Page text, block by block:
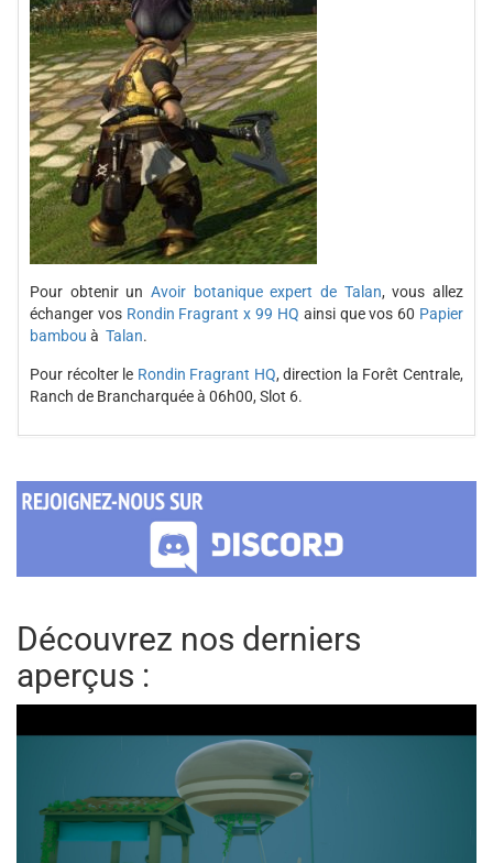
Pour obtenir un Avoir botanique expert de Talan, vous allez
échanger vos Rondin Fragrant x 99 HQ ainsi que vos 60 Papier
bambou à Talan.
Pour récolter le Rondin Fragrant HQ, direction la Forêt Centrale,
Ranch de Brancharquée à 06h00, Slot 6.
Découvrez nos derniers
aperçus :